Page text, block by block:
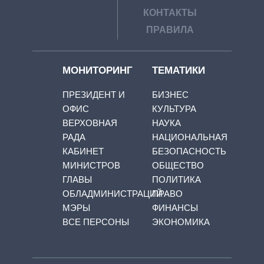
КОНТАКТЫ
ПРАВИЛА
МОНИТОРИНГ
ПРЕЗИДЕНТ И
ОФИС
ВЕРХОВНАЯ
РАДА
КАБИНЕТ
МИНИСТРОВ
ГЛАВЫ
ОБЛАДМИНИСТРАЦИЙ
МЭРЫ
ВСЕ ПЕРСОНЫ
ТЕМАТИКИ
БИЗНЕС
КУЛЬТУРА
НАУКА
НАЦИОНАЛЬНАЯ
БЕЗОПАСНОСТЬ
ОБЩЕСТВО
ПОЛИТИКА
ПРАВО
ФИНАНСЫ
ЭКОНОМИКА